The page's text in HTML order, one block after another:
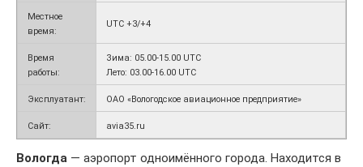
Местное
время:
UTC +3/+4
Время
работы:
Зима: 05.00-15.00 UTC
Лето: 03.00-16.00 UTC
Эксплуатант: ОАО «Вологодское авиационное предприятие»
Сайт: avia35.ru
Вологда — аэропорт одноимённого города. Находится в